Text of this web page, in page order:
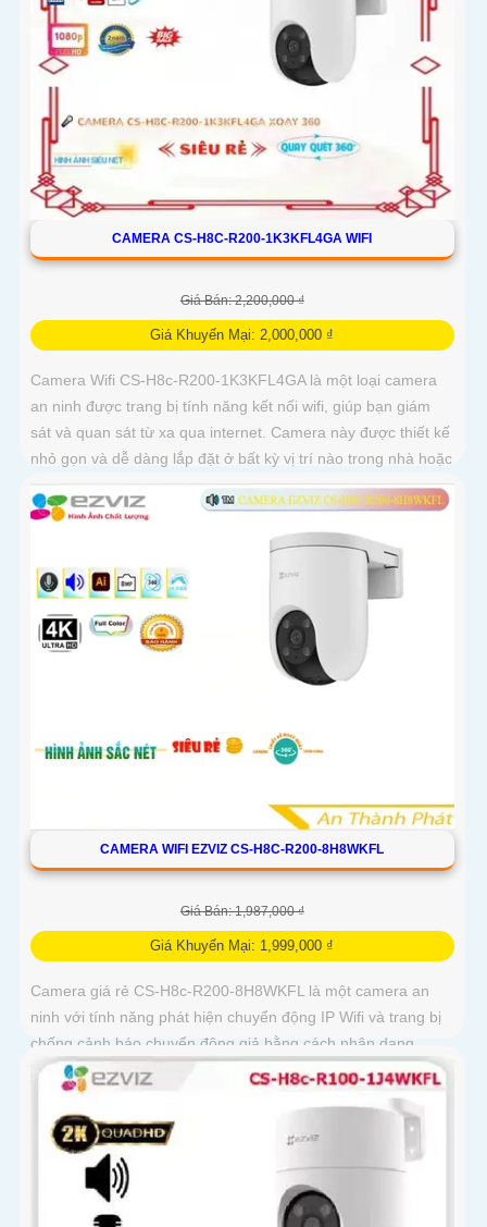
CAMERA CS-H8C-R200-1K3KFL4GA WIFI
Giá Bán: 2,200,000 ₫
Giá Khuyến Mại: 2,000,000 ₫
Camera Wifi CS-H8c-R200-1K3KFL4GA là một loại camera
an ninh được trang bị tính năng kết nối wifi, giúp bạn giám
sát và quan sát từ xa qua internet. Camera này được thiết kế
nhỏ gọn và dễ dàng lắp đặt ở bất kỳ vị trí nào trong nhà hoặc
ngoài trời
CAMERA WIFI EZVIZ CS-H8C-R200-8H8WKFL
Giá Bán: 1,987,000 ₫
Giá Khuyến Mại: 1,999,000 ₫
Camera giá rẻ CS-H8c-R200-8H8WKFL là một camera an
ninh với tính năng phát hiện chuyển động IP Wifi và trang bị
chống cảnh báo chuyển động giả bằng cách nhận dạng
người camera còn được trang bị chống ngược sáng DWDR
công nghệ giám sát ban đêm Full Color 20m camera có thiết
kế nhỏ gọn xoay 360 độ và có khe cắm thẻ nhớ Micro SD
512GB với khả năng thu âm và phát âm thanh to rõ